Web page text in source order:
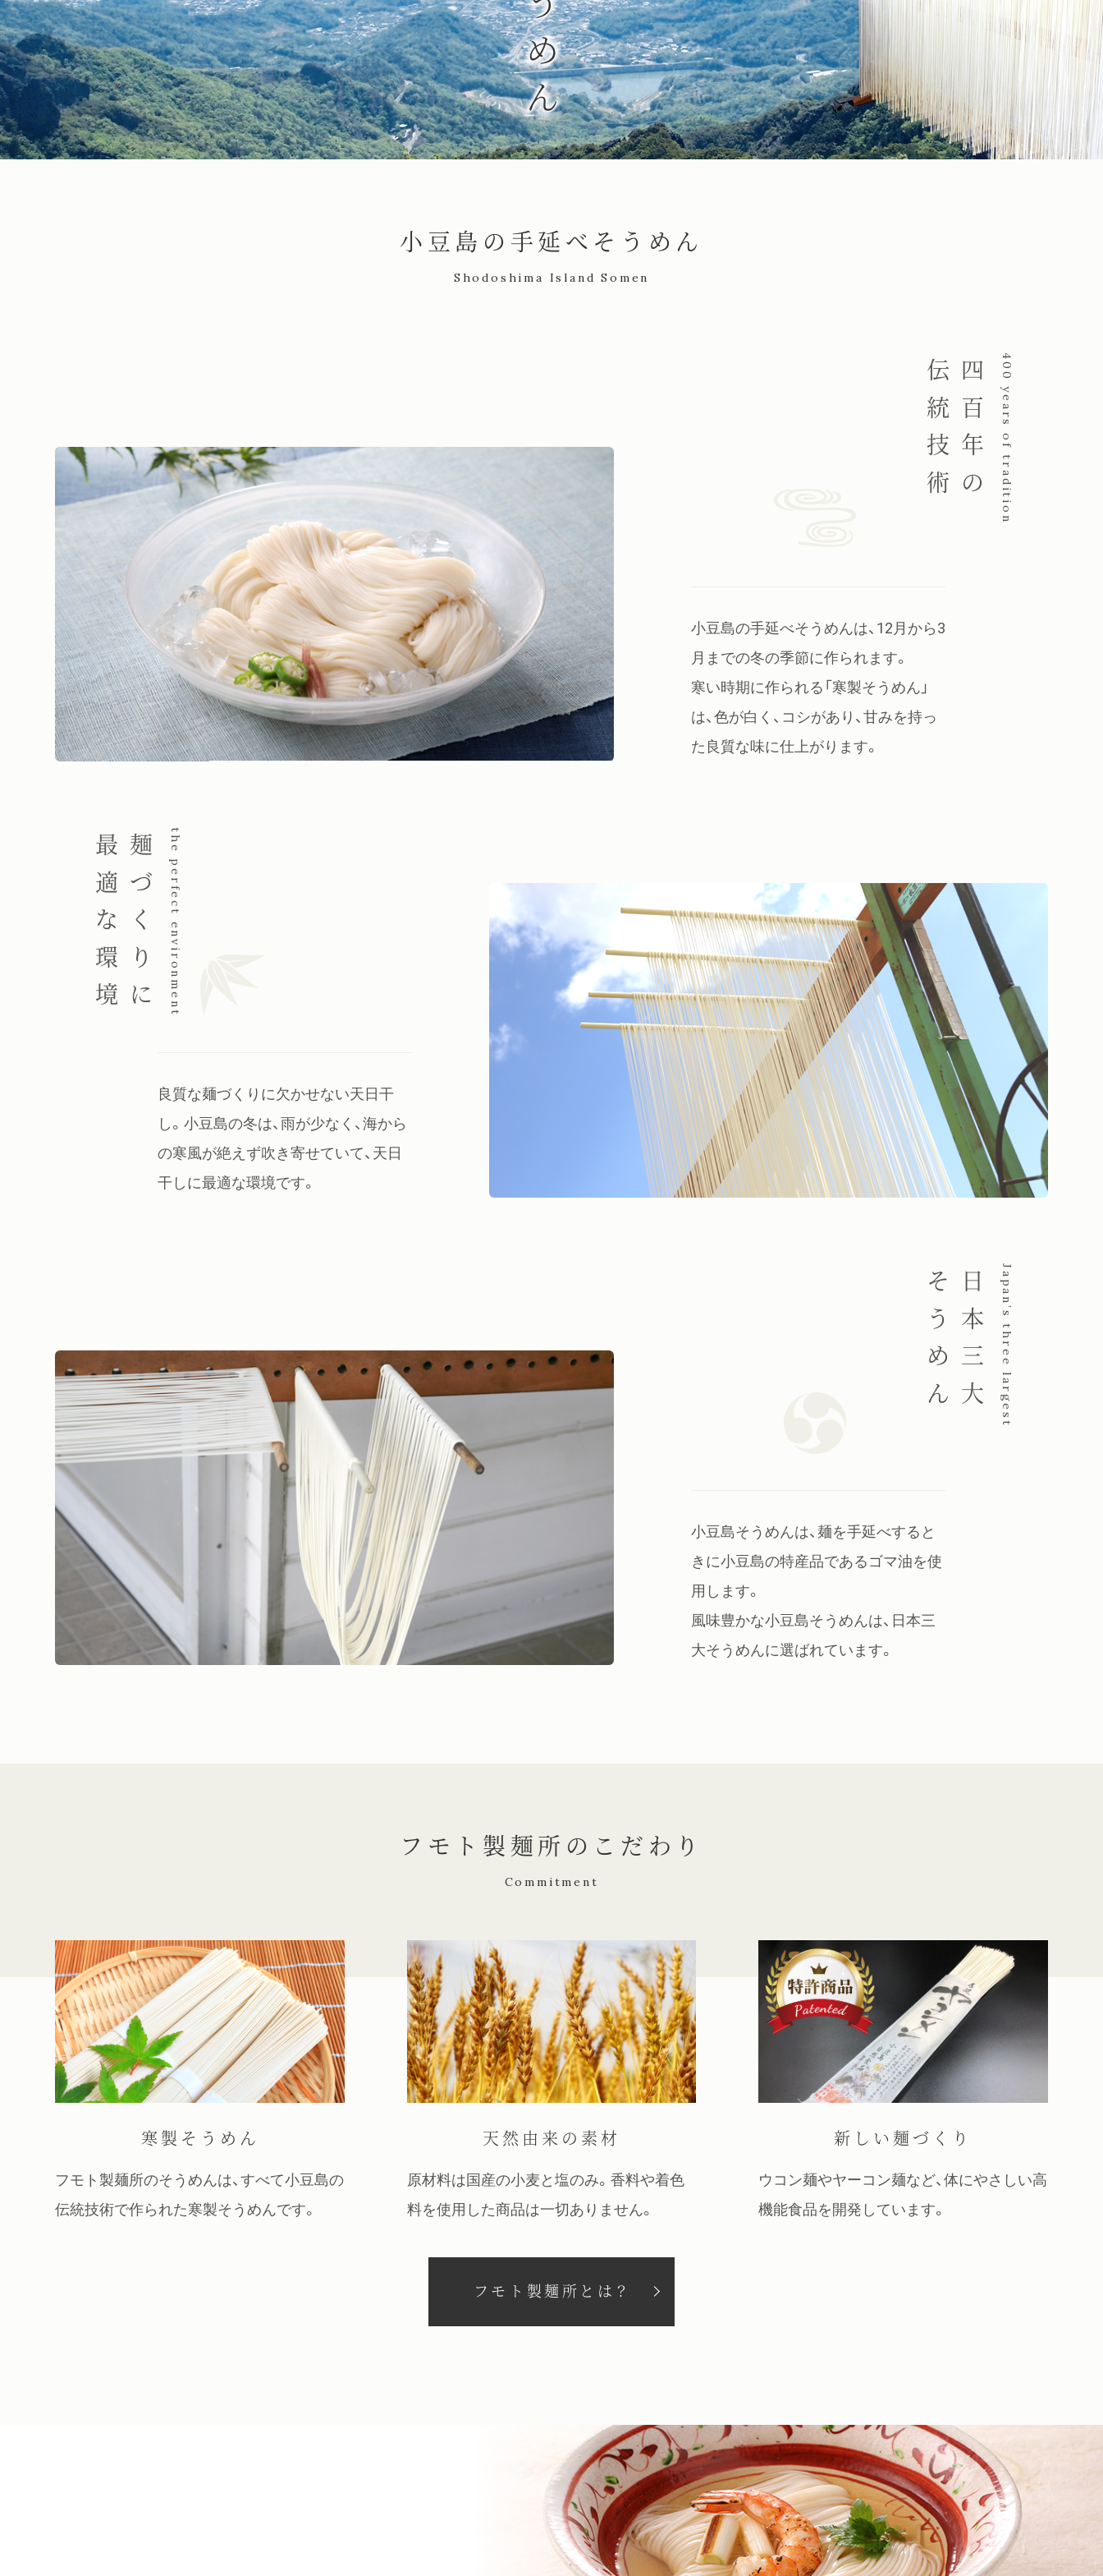
小豆島の手延べそうめん
Shodoshima Island Somen
400 years of tradition
四百年の
伝統技術
小豆島の手延べそうめんは、12月から3
月までの冬の季節に作られます。
寒い時期に作られる「寒製そうめん」
は、色が白く、コシがあり、甘みを持っ
た良質な味に仕上がります。
the perfect environment
麺づくりに
最適な環境
良質な麺づくりに欠かせない天日干
し。小豆島の冬は、雨が少なく、海から
の寒風が絶えず吹き寄せていて、天日
干しに最適な環境です。
Japan’s three largest
日本三大
そうめん
小豆島そうめんは、麺を手延べすると
きに小豆島の特産品であるゴマ油を使
用します。
風味豊かな小豆島そうめんは、日本三
大そうめんに選ばれています。
フモト製麺所のこだわり
Commitment
寒製そうめん
フモト製麺所のそうめんは、すべて小豆島の
伝統技術で作られた寒製そうめんです。
天然由来の素材
原材料は国産の小麦と塩のみ。香料や着色
料を使用した商品は一切ありません。
新しい麺づくり
ウコン麺やヤーコン麺など、体にやさしい高
機能食品を開発しています。
フモト製麺所とは？